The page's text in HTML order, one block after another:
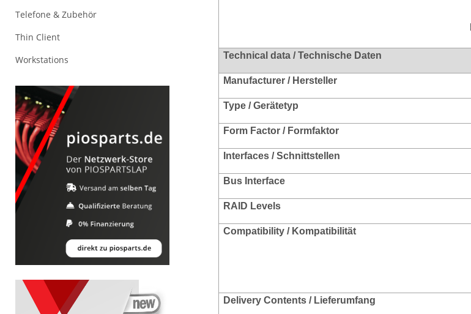
Technical data / Technische Daten
Manufacturer / Hersteller
Type / Gerätetyp
Form Factor / Formfaktor
Interfaces / Schnittstellen
Bus Interface
RAID Levels
Compatibility / Kompatibilität
Delivery Contents / Lieferumfang
Telefone & Zubehör
Thin Client
Workstations